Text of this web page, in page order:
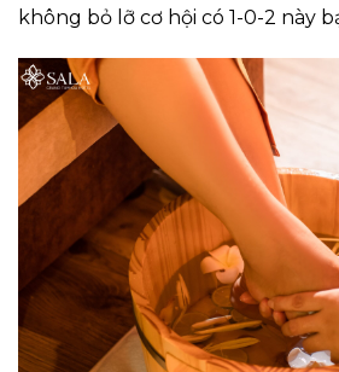
không bỏ lỡ cơ hội có 1-0-2 này